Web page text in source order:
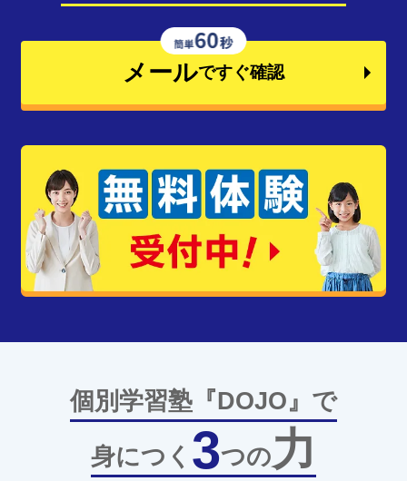
メールですぐ確認
個別学習塾『DOJO』で
身につく 3つの力